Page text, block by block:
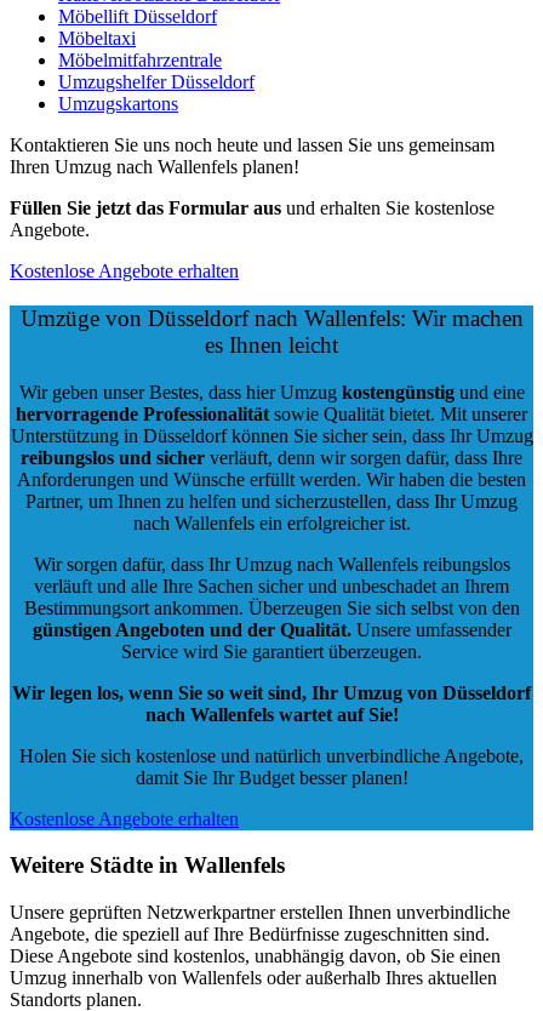
Möbellift Düsseldorf
Möbeltaxi
Möbelmitfahrzentrale
Umzugshelfer Düsseldorf
Umzugskartons
Kontaktieren Sie uns noch heute und lassen Sie uns gemeinsam
Ihren Umzug nach Wallenfels planen!
Füllen Sie jetzt das Formular aus und erhalten Sie kostenlose
Angebote.
Kostenlose Angebote erhalten
Umzüge von Düsseldorf nach Wallenfels: Wir machen
es Ihnen leicht
Wir geben unser Bestes, dass hier Umzug kostengünstigund eine
hervorragende Professionalität sowie Qualität bietet. Mit unserer
Unterstützung in Düsseldorf können Sie sicher sein, dass Ihr Umzug
reibungslos und sicher verläuft, denn wir sorgen dafür, dass Ihre
Anforderungen und Wünsche erfüllt werden. Wir haben die besten
Partner, um Ihnen zu helfen und sicherzustellen, dass Ihr Umzug
nach Wallenfels ein erfolgreicher ist.
Wir sorgen dafür, dass Ihr Umzug nach Wallenfels reibungslos
verläuft und alle Ihre Sachen sicher und unbeschadet an Ihrem
Bestimmungsort ankommen. Überzeugen Sie sich selbst von den
günstigen Angeboten und der Qualität.Unsere umfassender
Service wird Sie garantiert überzeugen.
Wir legen los, wenn Sie so weit sind, Ihr Umzug von Düsseldorf
nach Wallenfels wartet auf Sie!
Holen Sie sich kostenlose und natürlich unverbindliche Angebote,
damit Sie Ihr Budget besser planen!
Kostenlose Angebote erhalten
Weitere Städte in Wallenfels
Unsere geprüften Netzwerkpartner erstellen Ihnen unverbindliche
Angebote, die speziell auf Ihre Bedürfnisse zugeschnitten sind.
Diese Angebote sind kostenlos, unabhängig davon, ob Sie einen
Umzug innerhalb von Wallenfels oder außerhalb Ihres aktuellen
Standorts planen.